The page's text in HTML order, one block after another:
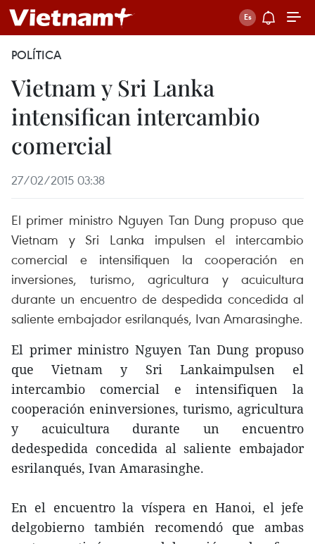
POLÍTICA
Vietnam y Sri Lanka
intensifican intercambio
comercial
27/02/2015 03:38
El primer ministro Nguyen Tan Dung propuso que
Vietnam y Sri Lanka impulsen el intercambio
comercial e intensifiquen la cooperación en
inversiones, turismo, agricultura y acuicultura
durante un encuentro de despedida concedida al
saliente embajador esrilanqués, Ivan Amarasinghe.
El primer ministro Nguyen Tan Dung propuso
que Vietnam y Sri Lankaimpulsen el
intercambio comercial e intensifiquen la
cooperación eninversiones, turismo, agricultura
y acuicultura durante un encuentro
dedespedida concedida al saliente embajador
esrilanqués, Ivan Amarasinghe.
En el encuentro la víspera en Hanoi, el jefe
delgobierno también recomendó que ambas